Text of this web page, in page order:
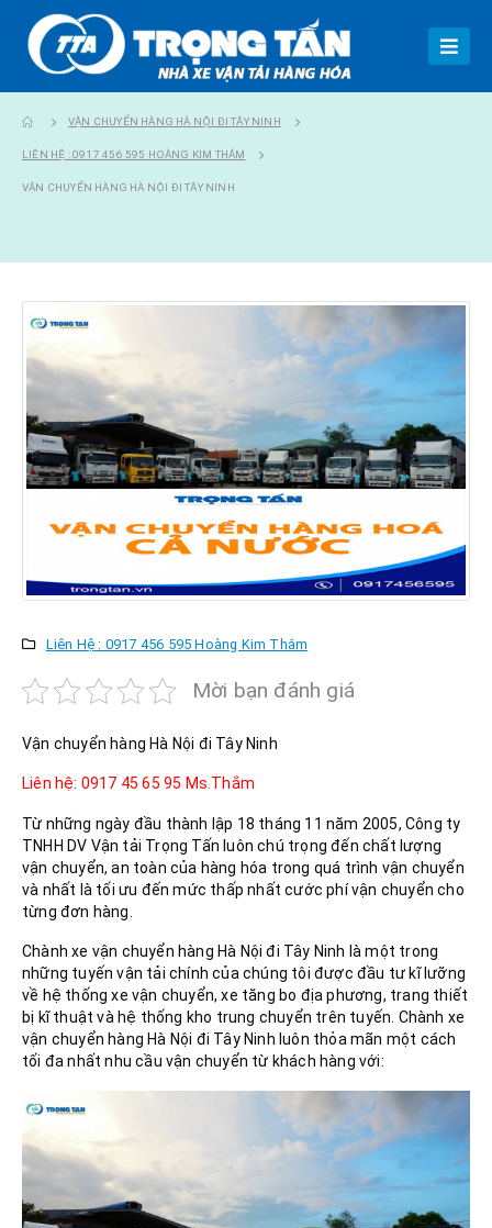
VẬN CHUYỂN HÀNG HÀ NỘI ĐI TÂY NINH
LIÊN HỆ : 0917 456 595 HOÀNG KIM THẮM
VẬN CHUYỂN HÀNG HÀ NỘI ĐI TÂY NINH
Liên Hệ : 0917 456 595 Hoàng Kim Thắm
Mời bạn đánh giá
Vận chuyển hàng Hà Nội đi Tây Ninh
Liên hệ: 0917 45 65 95 Ms.Thắm
Từ những ngày đầu thành lập 18 tháng 11 năm 2005, Công ty
TNHH DV Vận tải Trọng Tấn luôn chú trọng đến chất lượng
vận chuyển, an toàn của hàng hóa trong quá trình vận chuyển
và nhất là tối ưu đến mức thấp nhất cước phí vận chuyển cho
từng đơn hàng.
Chành xe vận chuyển hàng Hà Nội đi Tây Ninh là một trong
những tuyến vận tải chính của chúng tôi được đầu tư kĩ lưỡng
về hệ thống xe vận chuyển, xe tăng bo địa phương, trang thiết
bị kĩ thuật và hệ thống kho trung chuyển trên tuyến. Chành xe
vận chuyển hàng Hà Nội đi Tây Ninh luôn thỏa mãn một cách
tối đa nhất nhu cầu vận chuyển từ khách hàng với: